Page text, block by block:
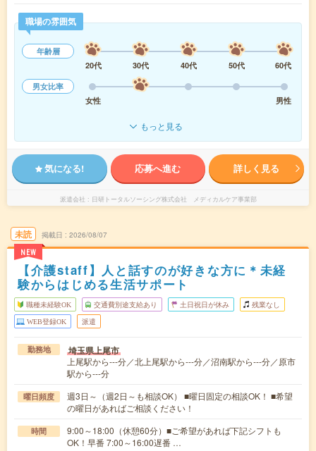
職場の雰囲気
年齢層
20代
30代 40代 50代
60代
男女比率
女性
男性
もっと見る
気になる! 応募へ進む 詳しく見る
派遣会社 日研トータルソーシング株式会社 メディカルケア事業部
未読
NEW
掲載日 2026/08/07
【介護staff】人と話すのが好きな方に＊未経
験からはじめる生活サポート
職種未経験OK 交通費別途支給あり 土日祝日が休み 残業なし
WEB登録OK 派遣
勤務地 埼玉県上尾市
上尾駅から---分／北上尾駅から---分／沼南駅から---分／原市
駅から---分
曜日頻度
週3日～（週2日～も相談OK） ■曜日固定の相談OK！ ■希望
の曜日があればご相談ください！
時間
9:00～18:00（休憩60分）■ご希望があれば下記シフトも
OK！早番 7:00～16:00遅番 …